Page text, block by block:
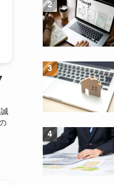
2
3
4